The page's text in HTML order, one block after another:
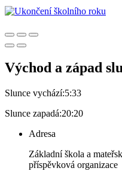
Východ a západ
Slunce vychází:5:33
Slunce zapadá:20:20
Adresa
Základní škola a
příspěvková organizace